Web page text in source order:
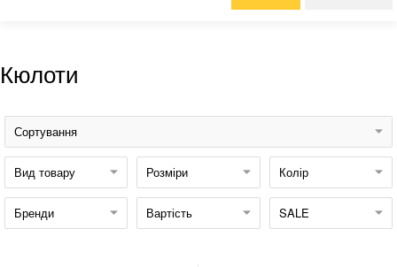
Кюлоти
Сортування
Вид товару Розміри Колір
Бренди Вартість SALE